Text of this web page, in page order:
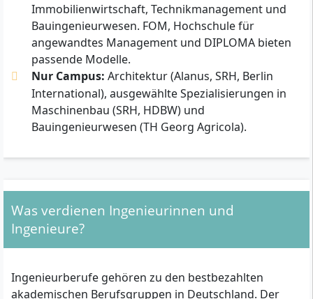
Immobilienwirtschaft, Technikmanagement und
Bauingenieurwesen. FOM, Hochschule für
angewandtes Management und DIPLOMA bieten
passende Modelle.
Nur Campus: Architektur (Alanus, SRH, Berlin
International), ausgewählte Spezialisierungen in
Maschinenbau (SRH, HDBW) und
Bauingenieurwesen (TH Georg Agricola).
Was verdienen Ingenieurinnen und
Ingenieure?
Ingenieurberufe gehören zu den bestbezahlten
akademischen Berufsgruppen in Deutschland. Der